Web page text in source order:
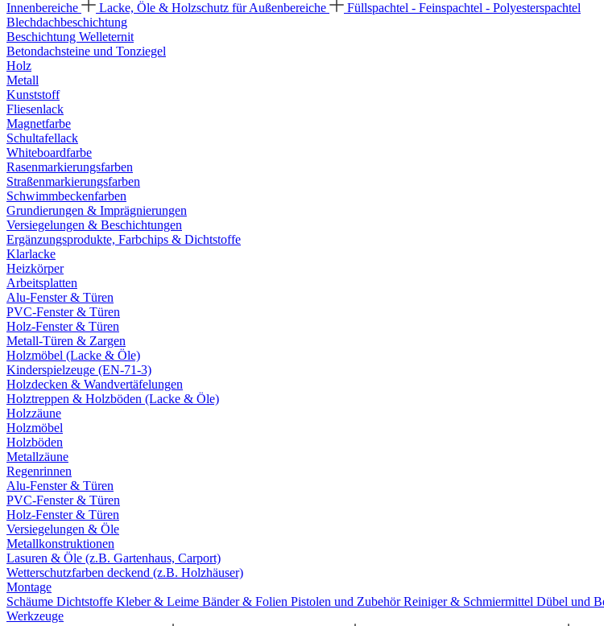
Innenbereiche
Lacke, Öle & Holzschutz für Außenbereiche
Füllspachtel - Feinspachtel - Polyesterspachtel
Blechdachbeschichtung
Beschichtung Welleternit
Betondachsteine und Tonziegel
Holz
Metall
Kunststoff
Fliesenlack
Magnetfarbe
Schultafellack
Whiteboardfarbe
Rasenmarkierungsfarben
Straßenmarkierungsfarben
Schwimmbeckenfarben
Grundierungen & Imprägnierungen
Versiegelungen & Beschichtungen
Ergänzungsprodukte, Farbchips & Dichtstoffe
Klarlacke
Heizkörper
Arbeitsplatten
Alu-Fenster & Türen
PVC-Fenster & Türen
Holz-Fenster & Türen
Metall-Türen & Zargen
Holzmöbel (Lacke & Öle)
Kinderspielzeuge (EN-71-3)
Holzdecken & Wandvertäfelungen
Holztreppen & Holzböden (Lacke & Öle)
Holzzäune
Holzmöbel
Holzböden
Metallzäune
Regenrinnen
Alu-Fenster & Türen
PVC-Fenster & Türen
Holz-Fenster & Türen
Versiegelungen & Öle
Metallkonstruktionen
Lasuren & Öle (z.B. Gartenhaus, Carport)
Wetterschutzfarben deckend (z.B. Holzhäuser)
Montage
Schäume Dichtstoffe Kleber & Leime Bänder & Folien Pistolen und ZubehörReiniger & Schmiermittel Dübel und
Werkzeuge